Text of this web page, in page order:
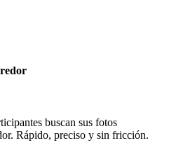
buscan sus fotos
Rápido, preciso y sin fricción.